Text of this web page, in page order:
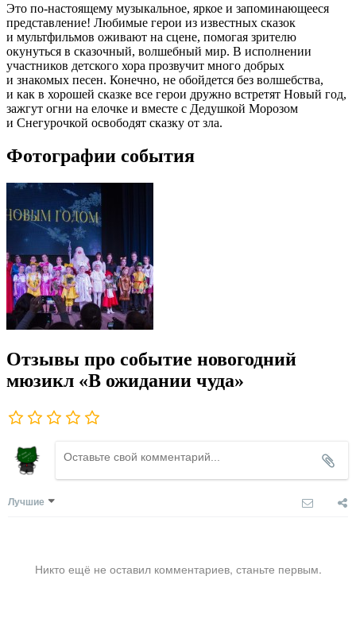
Это по-настоящему музыкальное, яркое и запоминающееся
представление! Любимые герои из известных сказок
и мультфильмов оживают на сцене, помогая зрителю
окунуться в сказочный, волшебный мир. В исполнении
участников детского хора прозвучит много добрых
и знакомых песен. Конечно, не обойдется без волшебства,
и как в хорошей сказке все герои дружно встретят Новый год,
зажгут огни на елочке и вместе с Дедушкой Морозом
и Снегурочкой освободят сказку от зла.
Фотографии события
Отзывы про событие новогодний
мюзикл «В ожидании чуда»
Лучшие
Никто ещё не оставил комментариев, станьте первым.